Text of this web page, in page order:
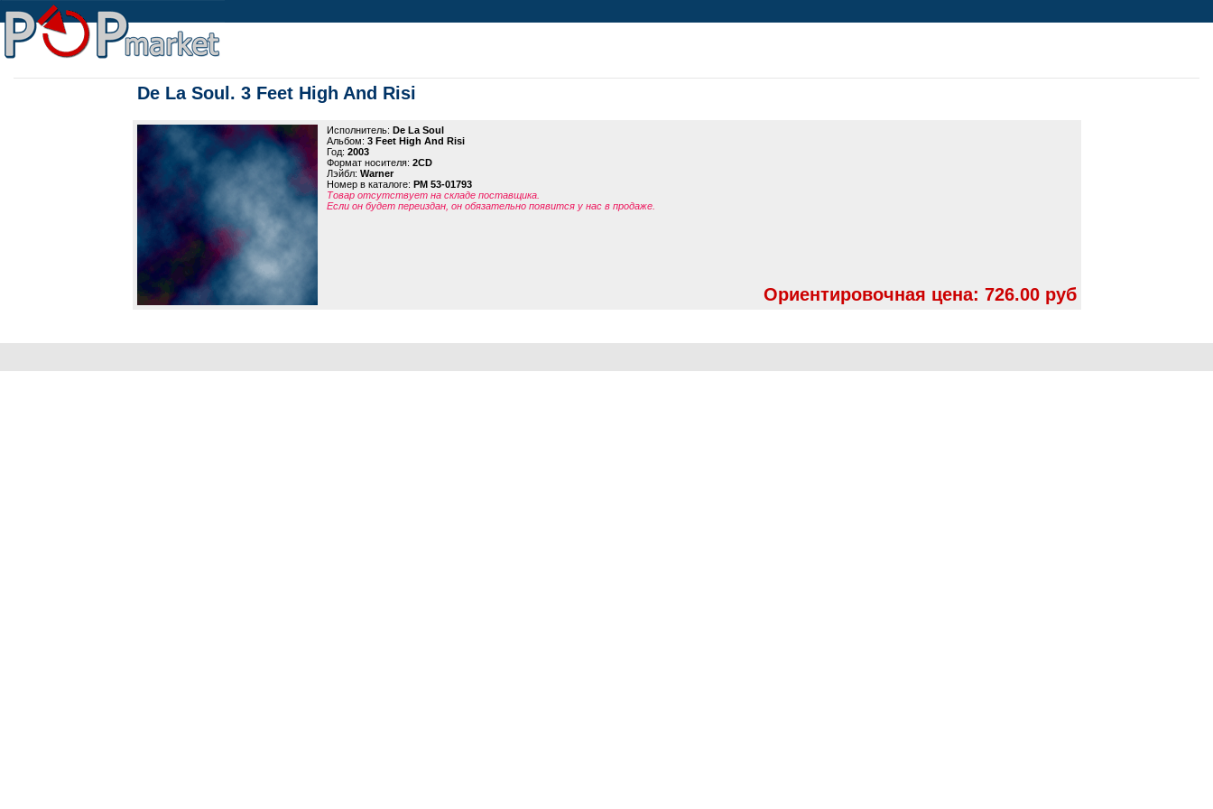
De La Soul. 3 Feet High And Risi
Исполнитель: De La Soul
Альбом: 3 Feet High And Risi
Год: 2003
Формат носителя: 2CD
Лэйбл: Warner
Номер в каталоге: PM 53-01793
Товар отсутствует на складе поставщика.
Если он будет переиздан, он обязательно появится у нас в продаже.
Ориентировочная цена: 726.00 руб